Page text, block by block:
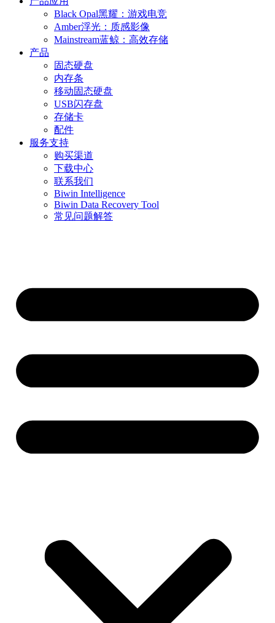
Black Opal黑耀：游戏电竞
Amber浮光：质感影像
Mainstream蓝鲸：高效存储
产品
固态硬盘
内存条
移动固态硬盘
USB闪存盘
存储卡
配件
服务支持
购买渠道
下载中心
联系我们
Biwin Intelligence
Biwin Data Recovery Tool
常见问题解答